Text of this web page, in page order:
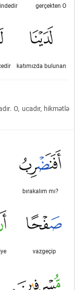
gerçekten O
katımızda bulunan
O, ucadır, hikmətlə
bırakalım mı?
vazgeçip